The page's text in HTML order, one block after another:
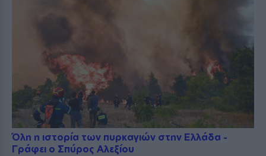
Όλη η ιστορία των πυρκαγιών στην Ελλάδα -
Γράφει ο Σπύρος Αλεξίου